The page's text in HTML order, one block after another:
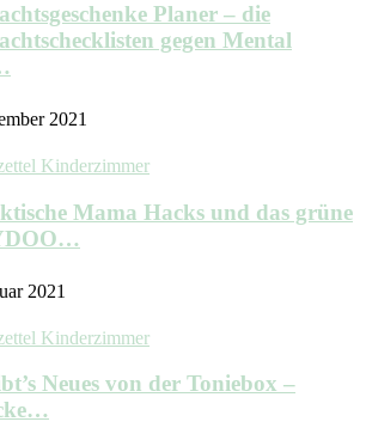
Planer – die
gegen Mental
2021
Kinderzimmer
Mama Hacks und das grüne
2021
Kinderzimmer
Neues von der Toniebox –